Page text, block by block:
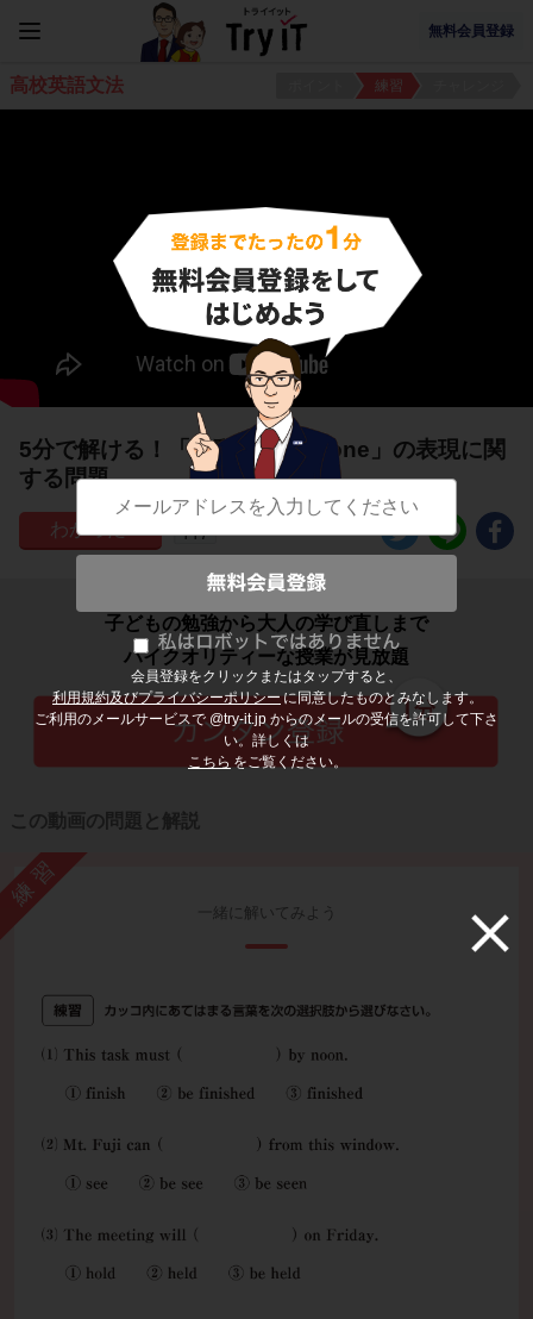
無料会員登録
会員登録をクリックまたはタップすると、
利用規約及びプライバシーポリシーに同意したものとみなします。
ご利用のメールサービスで @try-it.jp からのメールの受信を許可して下さ
い。詳しくは
こちら をご覧ください。
高校英語文法 練習
5分で解ける！「助動詞＋be done」の表現に関
する問題
117
子どもの勉強から大人の学び直しまで
ハイクオリティーな授業が見放題
この動画の問題と解説
練習
一緒に解いてみよう